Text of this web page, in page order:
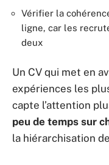
Vérifier la
ligne, car les
deux
Un CV qui met en
expériences les
capte l’attention
peu de temps sur
la hiérarchisation